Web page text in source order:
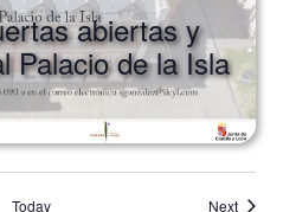
abiertas y
Palacio de la Isla